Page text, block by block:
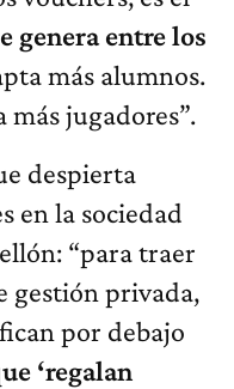
genera entre los
más alumnos.
más jugadores”.
despierta
en la sociedad
“para traer
gestión privada,
por debajo
‘regalan